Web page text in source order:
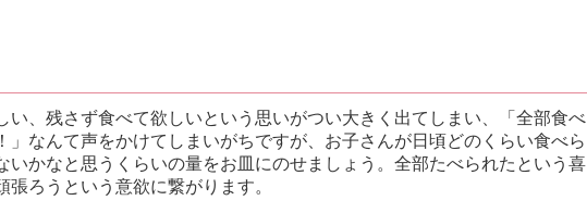
い、残さず食べて欲しいという思いがつい大きく出てしまい、「全部食べ
」なんて声をかけてしまいがちですが、お子さんが日頃どのくらい食べら
いかなと思うくらいの量をお皿にのせましょう。全部たべられたという喜
ろうという意欲に繋がります。